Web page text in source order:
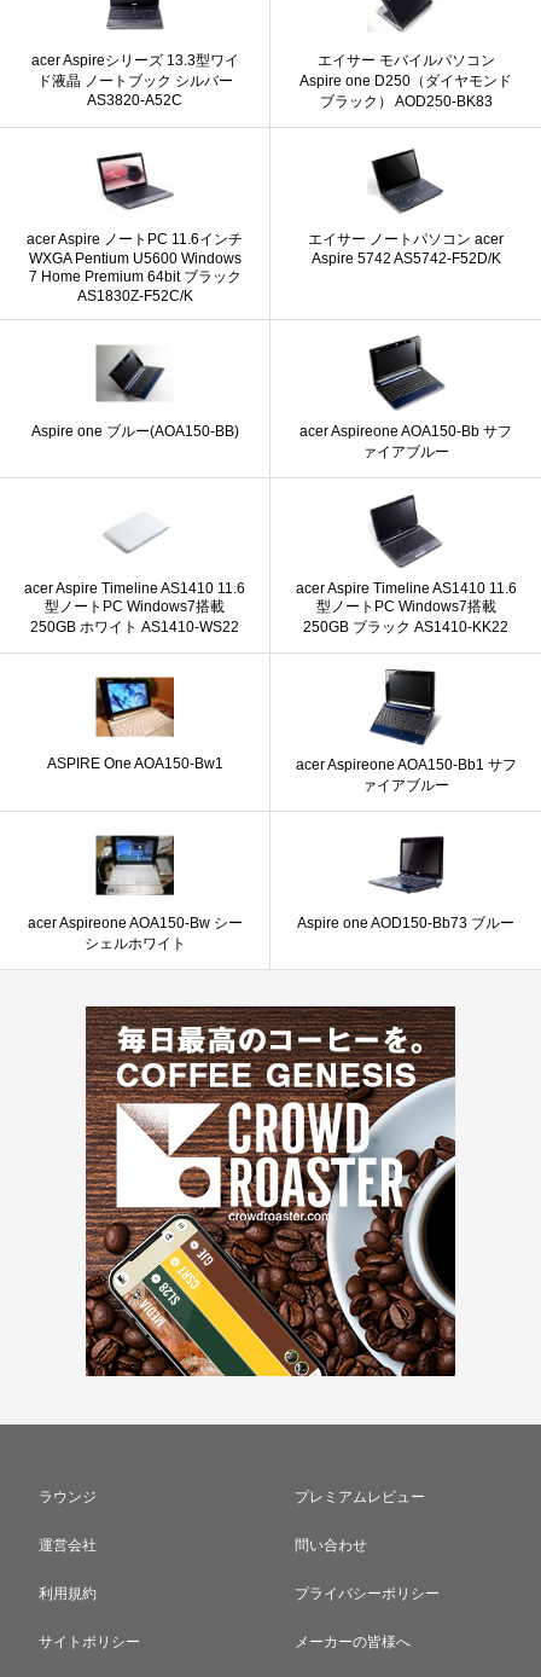
acer Aspireシリーズ 13.3型ワイ
ド液晶 ノートブック シルバー
AS3820-A52C
エイサー モバイルパソコン
Aspire one D250（ダイヤモンド
ブラック） AOD250-BK83
acer Aspire ノートPC 11.6インチ
WXGA Pentium U5600 Windows
7 Home Premium 64bit ブラック
AS1830Z-F52C/K
エイサー ノートパソコン acer
Aspire 5742 AS5742-F52D/K
Aspire one ブルー(AOA150-BB)
acer Aspireone AOA150-Bb サフ
ァイアブルー
acer Aspire Timeline AS1410 11.6
型ノートPC Windows7搭載
250GB ホワイト AS1410-WS22
acer Aspire Timeline AS1410 11.6
型ノートPC Windows7搭載
250GB ブラック AS1410-KK22
ASPIRE One AOA150-Bw1
acer Aspireone AOA150-Bb1 サフ
ァイアブルー
acer Aspireone AOA150-Bw シー
シェルホワイト
Aspire one AOD150-Bb73 ブルー
ラウンジ プレミアムレビュー
運営会社 問い合わせ
利用規約 プライバシーポリシー
サイトポリシー メーカーの皆様へ